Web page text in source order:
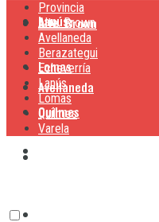
Lanús
Lomas
Quilmes
Alte. Brown
Avellaneda
Provincia
Alte. Brown
Avellaneda
Berazategui
Echeverría
Lanús
Lomas
Quilmes
Varela